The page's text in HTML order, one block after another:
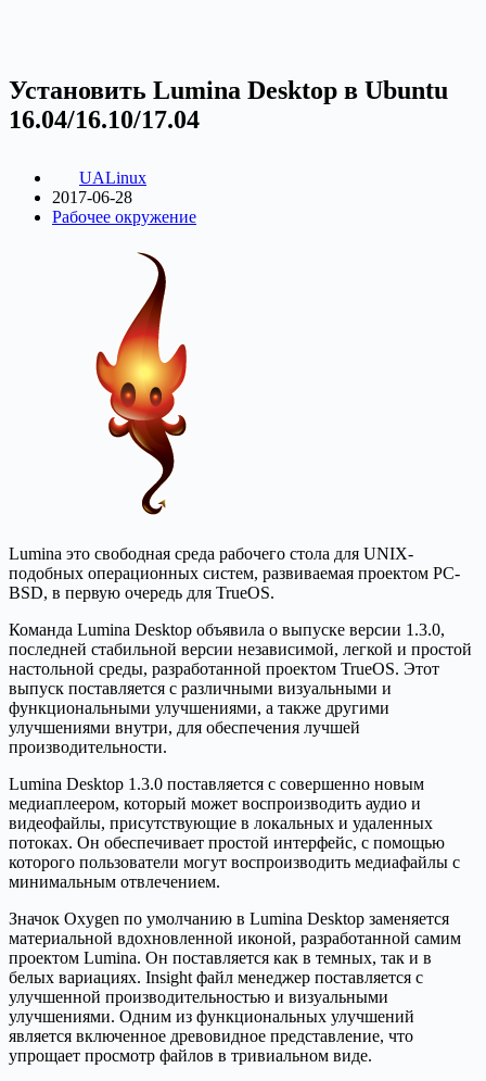
Установить Lumina Desktop в Ubuntu
16.04/16.10/17.04
UALinux
2017-06-28
Рабочее окружение
Lumina это свободная среда рабочего стола для UNIX-
подобных операционных систем, развиваемая проектом PC-
BSD, в первую очередь для TrueOS.
Команда Lumina Desktop объявила о выпуске версии 1.3.0,
последней стабильной версии независимой, легкой и простой
настольной среды, разработанной проектом TrueOS. Этот
выпуск поставляется с различными визуальными и
функциональными улучшениями, а также другими
улучшениями внутри, для обеспечения лучшей
производительности.
Lumina Desktop 1.3.0 поставляется с совершенно новым
медиаплеером, который может воспроизводить аудио и
видеофайлы, присутствующие в локальных и удаленных
потоках. Он обеспечивает простой интерфейс, с помощью
которого пользователи могут воспроизводить медиафайлы с
минимальным отвлечением.
Значок Oxygen по умолчанию в Lumina Desktop заменяется
материальной вдохновленной иконой, разработанной самим
проектом Lumina. Он поставляется как в темных, так и в
белых вариациях. Insight файл менеджер поставляется с
улучшенной производительностью и визуальными
улучшениями. Одним из функциональных улучшений
является включенное древовидное представление, что
упрощает просмотр файлов в тривиальном виде.